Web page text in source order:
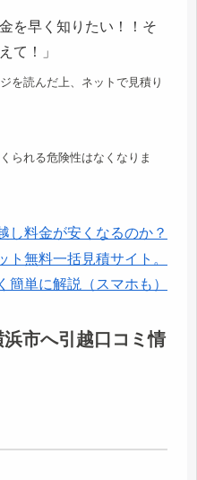
を早く知りたい！！そ
て！」
を読んだ上、ネットで見積り
られる危険性はなくなりま
し料金が安くなるのか？
ト無料一括見積サイト。
簡単に解説（スマホも）
市へ引越口コミ情